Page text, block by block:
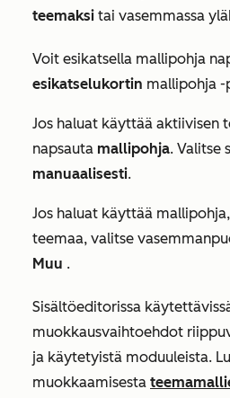
teemaksi tai vasemmassa
Voit esikatsella mallipohja
esikatselukortin mallipohja
Jos haluat käyttää aktiivisen
napsauta mallipohja. Valitse
manuaalisesti.
Jos haluat käyttää
teemaa, valitse
Muu .
Sisältöeditorissa
muokkausvaihtoehdot
ja käytetyistä moduuleista.
muokkaamisesta